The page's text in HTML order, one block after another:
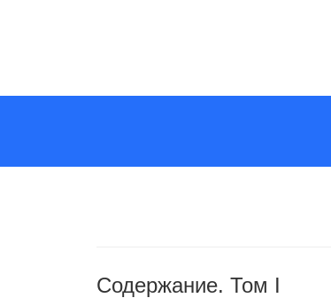
Содержание. Том I